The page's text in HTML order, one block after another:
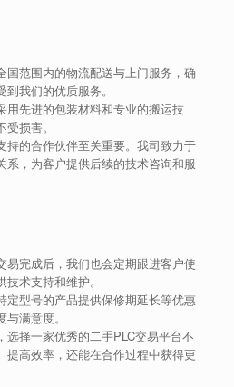
国范围内的物流配送与上门服务，确
我们的优质服务。
用先进的包装材料和专业的搬运技
损害。
持的合作伙伴至关重要。我司致力于
系，为客户提供后续的技术咨询和服
易完成后，我们也会定期跟进客户使
术支持和维护。
定型号的产品提供保修期延长等优惠
满意度。
选择一家优秀的二手PLC交易平台不
提高效率，还能在合作过程中获得更